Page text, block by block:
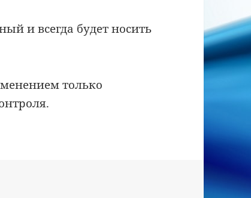
и всегда будет носить
только